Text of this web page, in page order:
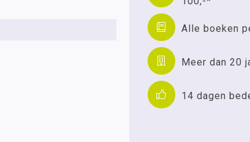
Alle boeken
Meer dan 20
14 dagen